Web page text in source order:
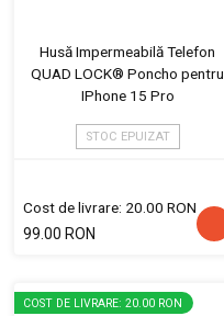
Husă Impermeabilă Telefon
QUAD LOCK® Poncho pentru
IPhone 15 Pro
STOC EPUIZAT
Cost de livrare: 20.00 RON
99.00 RON
COST DE LIVRARE: 20.00 RON